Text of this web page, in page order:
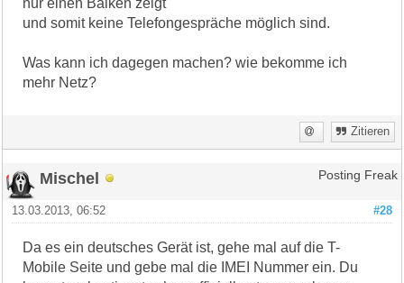
und somit keine Telefongespräche möglich sind.
Was kann ich dagegen machen? wie bekomme ich
mehr Netz?
Zitieren
Mischel Posting Freak
#28
13.03.2013, 06:52
Da es ein deutsches Gerät ist, gehe mal auf die T-
Mobile Seite und gebe mal die IMEI Nummer ein. Du